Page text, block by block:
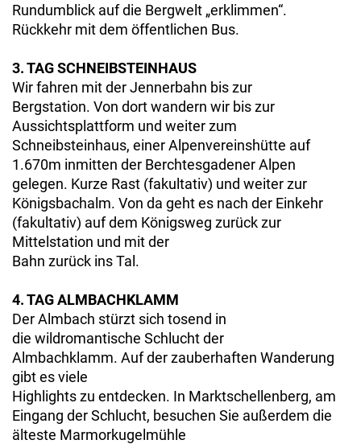
Rundumblick auf die Bergwelt „erklimmen“.
Rückkehr mit dem öffentlichen Bus.
3. TAG SCHNEIBSTEINHAUS
Wir fahren mit der Jennerbahn bis zur
Bergstation. Von dort wandern wir bis zur
Aussichtsplattform und weiter zum
Schneibsteinhaus, einer Alpenvereinshütte auf
1.670m inmitten der Berchtesgadener Alpen
gelegen. Kurze Rast (fakultativ) und weiter zur
Königsbachalm. Von da geht es nach der Einkehr
(fakultativ) auf dem Königsweg zurück zur
Mittelstation und mit der
Bahn zurück ins Tal.
4. TAG ALMBACHKLAMM
Der Almbach stürzt sich tosend in
die wildromantische Schlucht der
Almbachklamm. Auf der zauberhaften Wanderung
gibt es viele
Highlights zu entdecken. In Marktschellenberg, am
Eingang der Schlucht, besuchen Sie außerdem die
älteste Marmorkugelmühle